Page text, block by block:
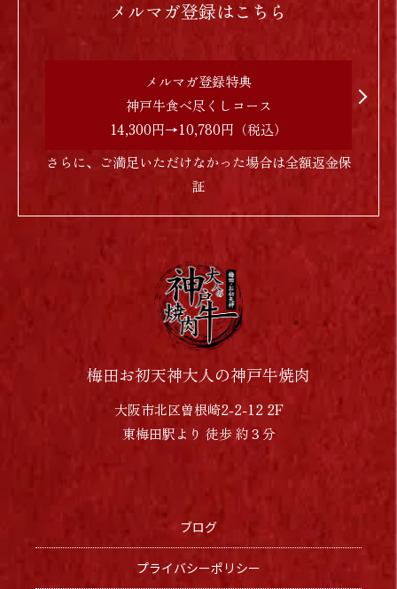
メルマガ登録はこちら
メルマガ登録特典
神戸牛食べ尽くしコース
14,300円→10,780円（税込）
さらに、ご満足いただけなかった場合は全額返金保
証
梅田お初天神大人の神戸牛焼肉
大阪市北区曽根崎2-2-12 2F
東梅田駅より 徒歩 約３分
ブログ
プライバシーポリシー